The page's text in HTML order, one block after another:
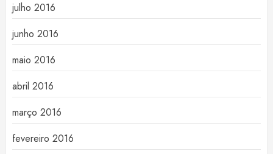
julho 2016
junho 2016
maio 2016
abril 2016
março 2016
fevereiro 2016